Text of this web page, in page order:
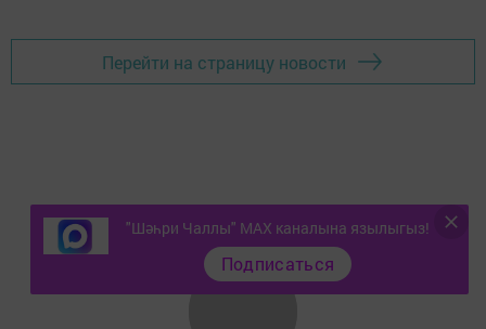
Перейти на страницу новости
"Шәһри Чаллы" MAX каналына язылыгыз!
Подписаться